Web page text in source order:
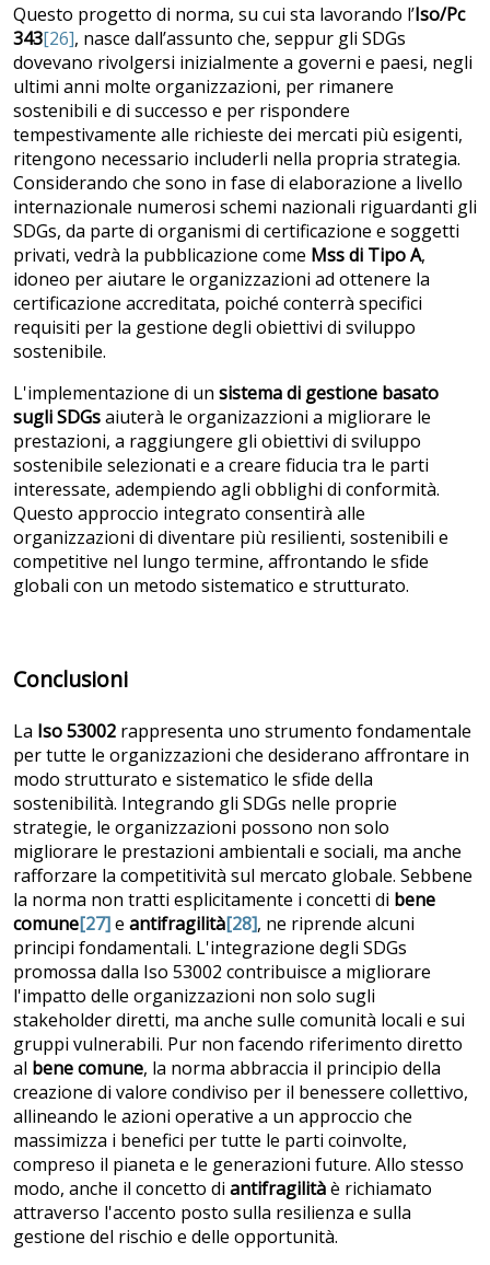
Questo progetto di norma, su cui sta lavorando l’Iso/Pc
343[26], nasce dall’assunto che, seppur gli SDGs
dovevano rivolgersi inizialmente a governi e paesi, negli
ultimi anni molte organizzazioni, per rimanere
sostenibili e di successo e per rispondere
tempestivamente alle richieste dei mercati più esigenti,
ritengono necessario includerli nella propria strategia.
Considerando che sono in fase di elaborazione a livello
internazionale numerosi schemi nazionali riguardanti gli
SDGs, da parte di organismi di certificazione e soggetti
privati, vedrà la pubblicazione come Mss di Tipo A,
idoneo per aiutare le organizzazioni ad ottenere la
certificazione accreditata, poiché conterrà specifici
requisiti per la gestione degli obiettivi di sviluppo
sostenibile.
L'implementazione di un sistema di gestione basato
sugli SDGsaiuterà le organizazzioni a migliorare le
prestazioni, a raggiungere gli obiettivi di sviluppo
sostenibile selezionati e a creare fiducia tra le parti
interessate, adempiendo agli obblighi di conformità.
Questo approccio integrato consentirà alle
organizzazioni di diventare più resilienti, sostenibili e
competitive nel lungo termine, affrontando le sfide
globali con un metodo sistematico e strutturato.
Conclusioni
La Iso 53002 rappresenta uno strumento fondamentale
per tutte le organizzazioni che desiderano affrontare in
modo strutturato e sistematico le sfide della
sostenibilità. Integrando gli SDGs nelle proprie
strategie, le organizzazioni possono non solo
migliorare le prestazioni ambientali e sociali, ma anche
rafforzare la competitività sul mercato globale. Sebbene
la norma non tratti esplicitamente i concetti di bene
comune[27]e antifragilità[28], ne riprende alcuni
principi fondamentali. L'integrazione degli SDGs
promossa dalla Iso 53002 contribuisce a migliorare
l'impatto delle organizzazioni non solo sugli
stakeholder diretti, ma anche sulle comunità locali e sui
gruppi vulnerabili. Pur non facendo riferimento diretto
al bene comune, la norma abbraccia il principio della
creazione di valore condiviso per il benessere collettivo,
allineando le azioni operative a un approccio che
massimizza i benefici per tutte le parti coinvolte,
compreso il pianeta e le generazioni future. Allo stesso
modo, anche il concetto di antifragilitàè richiamato
attraverso l'accento posto sulla resilienza e sulla
gestione del rischio e delle opportunità.